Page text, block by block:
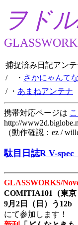
ヲド
捕捉済み日記アンテ
/ ・ さかにゃんてな
/ ・ あまねアンテナ
携帯対応ページは
http://
（動作確認：ez /
駄目日誌R V-spec
GLASSWORKS/
COMITIA101（東京
9月2日（日）う12b
にて参加します！